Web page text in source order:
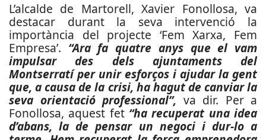
L’alcalde de Martorell, Xavier Fonollosa, va
destacar durant la seva intervenció la
importància del projecte ‘Fem Xarxa, Fem
Empresa’. “Ara fa quatre anys que el vam
impulsar des dels ajuntaments del
Montserratí per unir esforços i ajudar la gent
que, a causa de la crisi, ha hagut de canviar la
seva orientació professional”, va dir. Per a
Fonollosa, aquest fet “ha recuperat una idea
d’abans, la de pensar un negoci i dur-lo a